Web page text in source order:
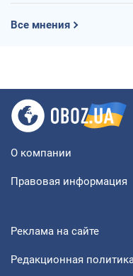
Все мнения
О компании
Правовая информация
Реклама на сайте
Редакционная